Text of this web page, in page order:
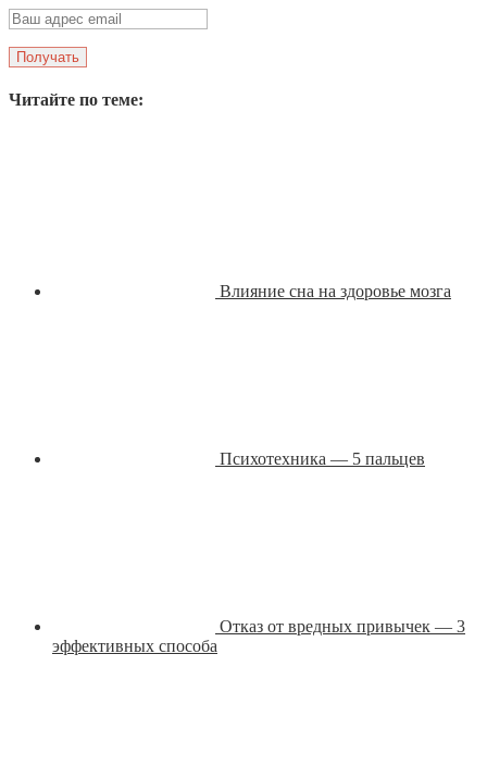
Читайте по теме:
Влияние сна на здоровье мозга
Психотехника — 5 пальцев
Отказ от вредных привычек — 3
эффективных способа